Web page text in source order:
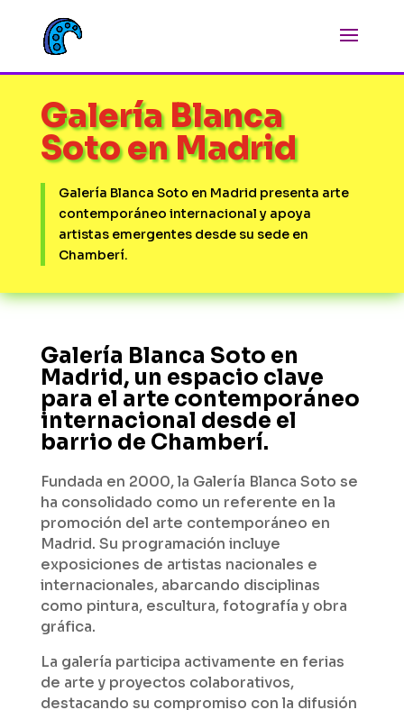
Galería Blanca
Soto en Madrid
Galería Blanca Soto en Madrid presenta arte
contemporáneo internacional y apoya
artistas emergentes desde su sede en
Chamberí.
Galería Blanca Soto en
Madrid, un espacio clave
para el arte contemporáneo
internacional desde el
barrio de Chamberí.
Fundada en 2000, la Galería Blanca Soto se
ha consolidado como un referente en la
promoción del arte contemporáneo en
Madrid. Su programación incluye
exposiciones de artistas nacionales e
internacionales, abarcando disciplinas
como pintura, escultura, fotografía y obra
gráfica.
La galería participa activamente en ferias
de arte y proyectos colaborativos,
destacando su compromiso con la difusión